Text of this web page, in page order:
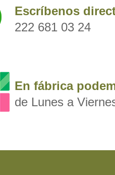
Escríbenos
222 681 03 24
En fábrica
de Lunes a